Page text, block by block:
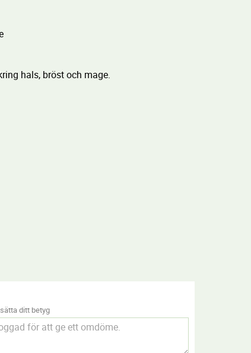
hals, bröst och mage.
ditt betyg